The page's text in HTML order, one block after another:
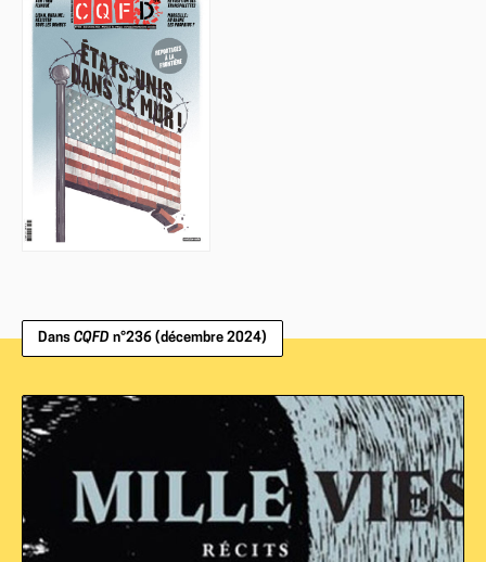
Dans CQFD n°236 (décembre 2024)